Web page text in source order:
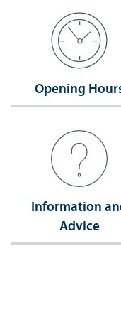
Opening
Information
Advice